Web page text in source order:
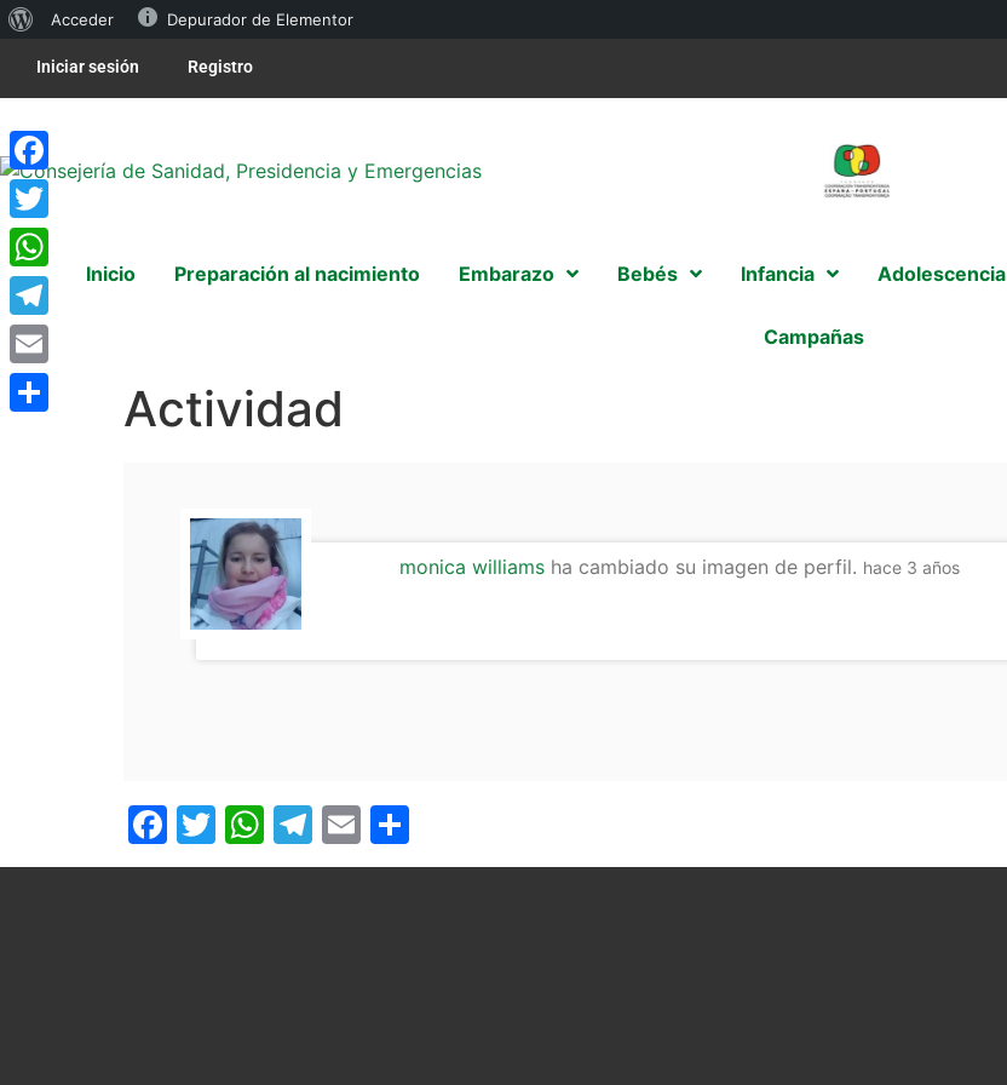
Acceder Depurador de Elementor
Iniciar sesión Registro
Inicio Preparación al nacimiento Embarazo Bebés Infancia Adolescencia
Campañas
Actividad
monica williams ha cambiado su imagen de perfil. hace 3 años
Facebook
Twitter
WhatsApp
Telegram
Email
Facebook
Twitter
WhatsApp
Telegram
Email